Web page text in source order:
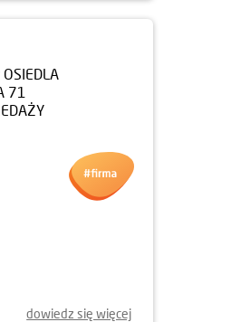
OSIEDLA
71
dowiedz się więcej